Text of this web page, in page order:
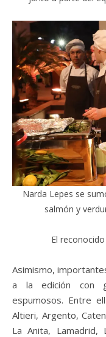
Narda Lepes se
salmón y
El
Asimismo,
a la edición con
espumosos. Entre
Altieri, Argento,
La Anita, Lamadrid,